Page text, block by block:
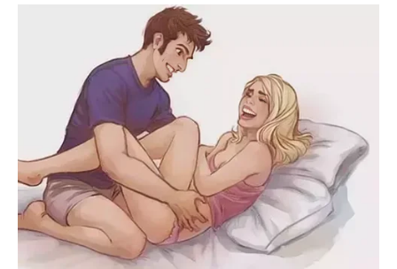
izgubljenosti. Sve što sam mislila da znam o našoj
porodici se raspada pred mojim očima. Prije sam
vjerovala da je moja porodica idealna, a sada je to sve
postalo samo daleki san.
Nesigurna budućnost
Svaki put kada zatvorim oči, vidim mamu kako plače.
Toliko je bila jaka za nas, skrivala svoj bol, dok su se
njene suze pretvarale u rijeku tuge. A sada je sama,
slomljena, bez ičije podrške. I ja sam slomljena s njom.
meni raste strah od onoga što će se desiti dalje, kako će